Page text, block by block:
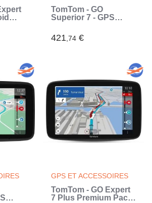
TomTom - GO
Superior 7 - GPS
TomTom Traffic - 2
ans de services
421,74 €
GPS ET ACCESSOIRES
TomTom - GO Expert
7 Plus Premium Pack